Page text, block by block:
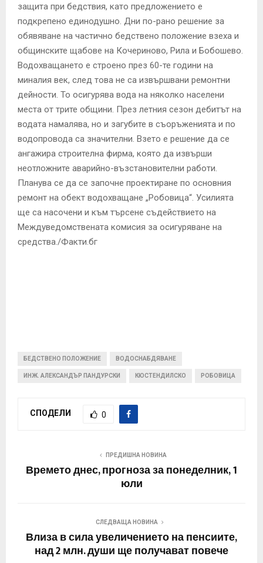
защита при бедствия, като предложението е
подкрепено единодушно. Дни по-рано решение за
обявяване на частично бедствено положение взеха и
общинските щабове на Кочериново, Рила и Бобошево.
Водохващането е строено през 60-те години на
миналия век, след това не са извършвани ремонтни
дейности. То осигурява вода на няколко населени
места от трите общини. През летния сезон дебитът на
водата намалява, но и загубите в съоръженията и по
водопровода са значителни. Взето е решение да се
ангажира строителна фирма, която да извърши
неотложните аварийно-възстановителни работи.
Планува се да се започне проектиране по основния
ремонт на обект водохващане „Робовица“. Усилията
ще са насочени и към търсене съдействието на
Междуведомствената комисия за осигуряване на
средства./Факти.бг
БЕДСТВЕНО ПОЛОЖЕНИЕ ВОДОСНАБДЯВАНЕ
ИНЖ. АЛЕКСАНДЪР ПАНДУРСКИ КЮСТЕНДИЛСКО РОБОВИЦА
СПОДЕЛИ 0
ПРЕДИШНА НОВИНА
Времето днес, прогноза за понеделник, 1
юли
СЛЕДВАЩА НОВИНА
Влиза в сила увеличението на пенсиите,
над 2 млн. души ще получават повече